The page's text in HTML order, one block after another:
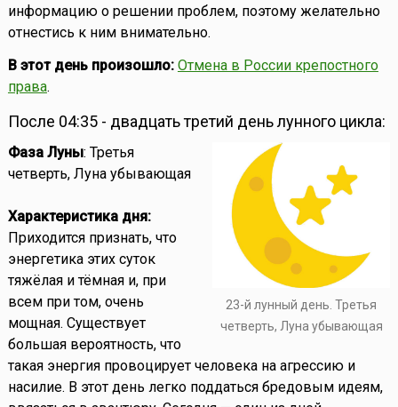
информацию о решении проблем, поэтому желательно
отнестись к ним внимательно.
В этот день произошло: Отмена в России крепостного
права.
После 04:35 - двадцать третий день лунного цикла:
23-й лунный день. Третья
четверть, Луна убывающая
Фаза Луны: Третья
четверть, Луна убывающая
Характеристика дня:
Приходится признать, что
энергетика этих суток
тяжёлая и тёмная и, при
всем при том, очень
мощная. Существует
большая вероятность, что
такая энергия провоцирует человека на агрессию и
насилие. В этот день легко поддаться бредовым идеям,